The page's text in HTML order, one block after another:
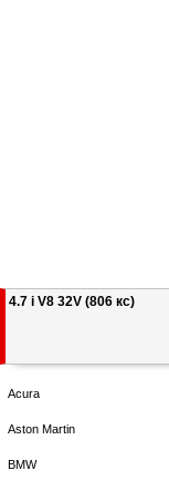
4.7 i V8 32V (806 кс)
Acura
Aston Martin
BMW